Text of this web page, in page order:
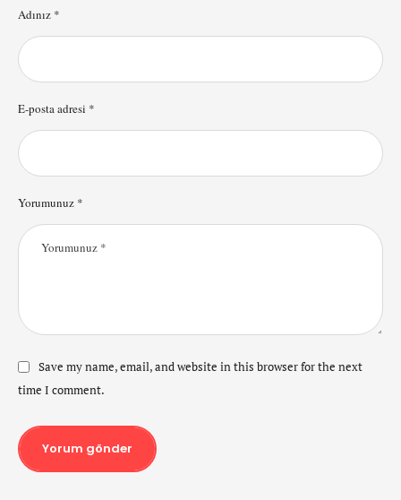
Yorumunuz *
Adınız *
E-posta adresi *
Save my name, email, and website in this browser for the next
time I comment.
Yorum gönder